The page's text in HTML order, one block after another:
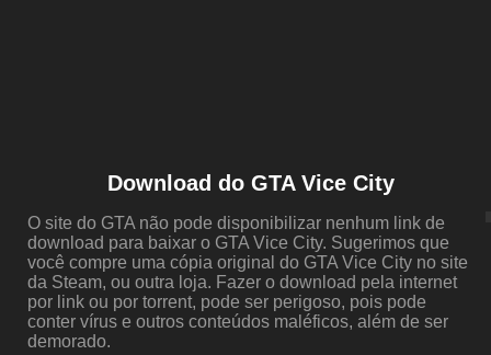
Download do GTA Vice City
O site do GTA não pode disponibilizar nenhum link de
download para baixar o GTA Vice City. Sugerimos que
você compre uma cópia original do GTA Vice City no site
da Steam, ou outra loja. Fazer o download pela internet
por link ou por torrent, pode ser perigoso, pois pode
conter vírus e outros conteúdos maléficos, além de ser
demorado.